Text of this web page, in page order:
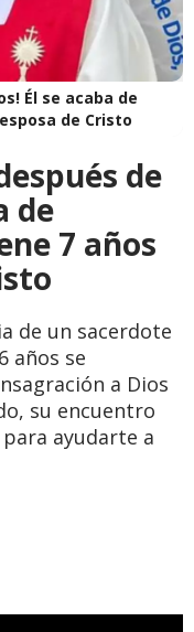
Él se acaba de
de Cristo
de
de
7 años
de un sacerdote
años se
a Dios
su encuentro
ayudarte a